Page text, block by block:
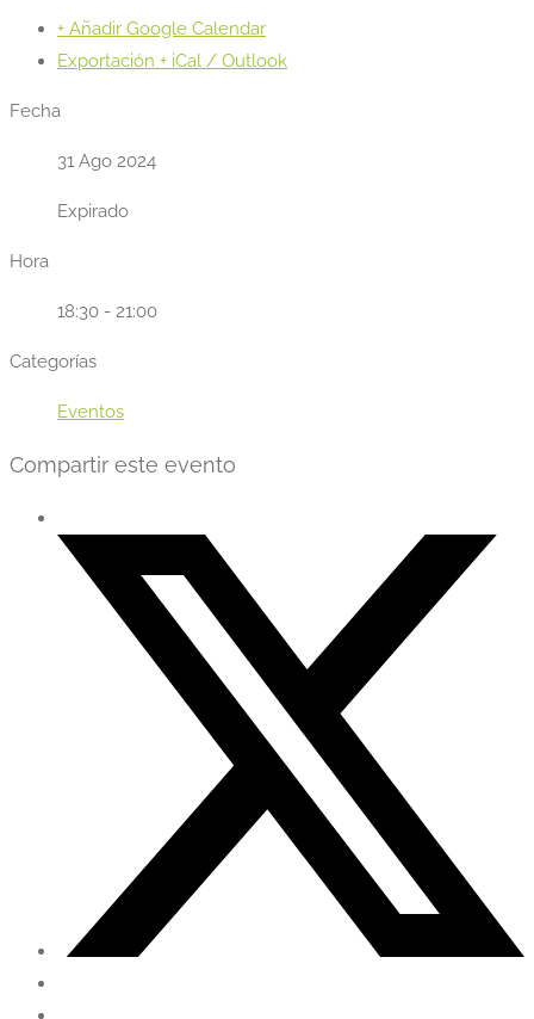
+ Añadir Google Calendar
Exportación + iCal / Outlook
Fecha
31 Ago 2024
Expirado
Hora
18:30 - 21:00
Categorías
Eventos
Compartir este evento